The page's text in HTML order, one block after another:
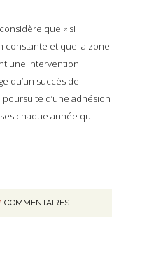
que « si
constante et que la zone
une intervention
qu’un succès de
d’une adhésion
chaque année qui
COMMENTAIRES